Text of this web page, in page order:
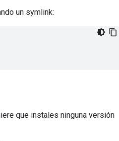
un symlink:
que instales ninguna versión